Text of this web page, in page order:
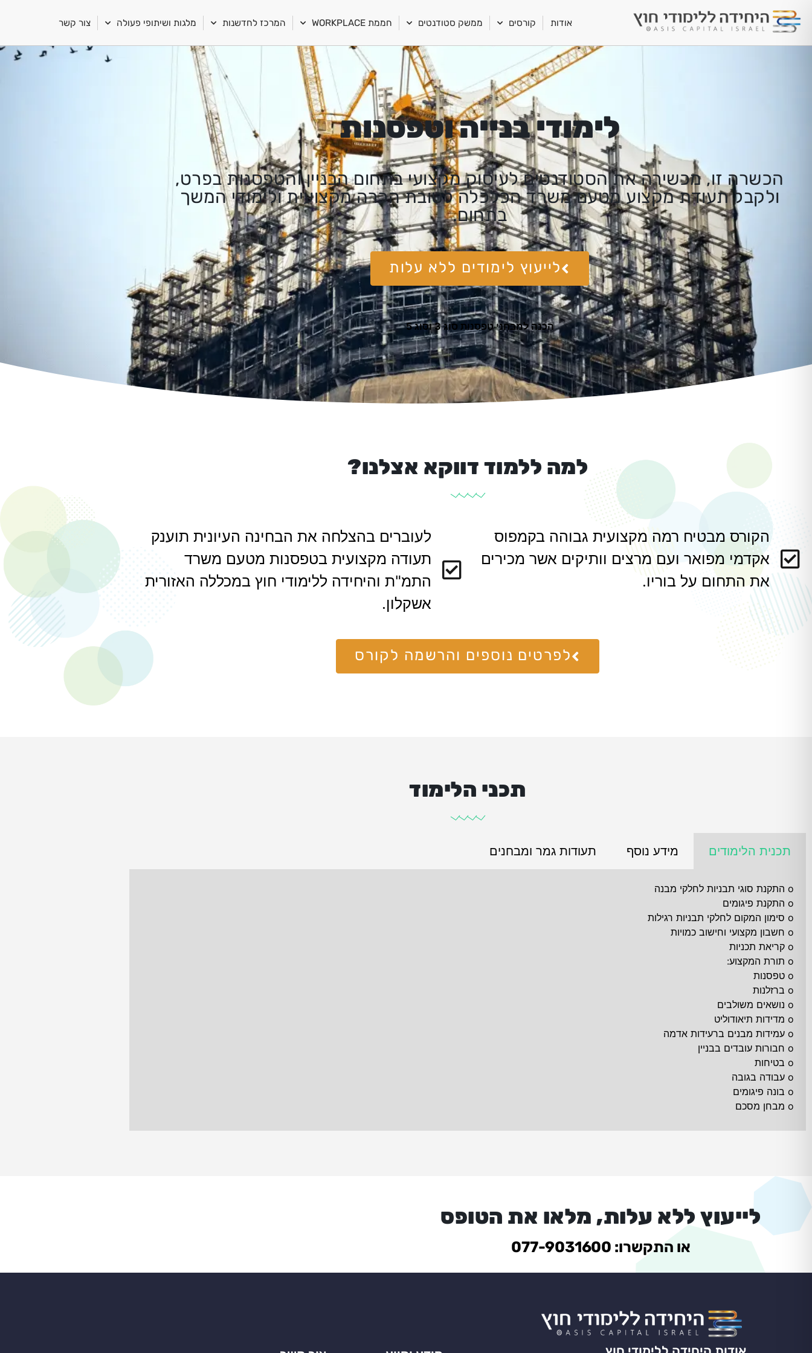
אודות קורסים ממשק סטודנטים חממת WORKPLACE המרכז לחדשנות מלגות ושיתופי פעולה צור קשר
לימודי בנייה וטפסנות
הכשרה זו, מכשירה את הסטודנטים לעיסוק מקצועי בתחום הבניין והטפסנות בפרט,
ולקבל תעודת מקצוע מטעם משרד הכלכלה לטובת הכרה מקצועית ולימודי המשך
בתחום.
לייעוץ לימודים ללא עלות
הכנה למבחני טפסנות סוג 3 וסוג 5
למה ללמוד דווקא אצלנו?
הקורס מבטיח רמה מקצועית גבוהה בקמפוס
אקדמי מפואר ועם מרצים וותיקים אשר מכירים
את התחום על בוריו.
לעוברים בהצלחה את הבחינה העיונית תוענק
תעודה מקצועית בטפסנות מטעם משרד
התמ"ת והיחידה ללימודי חוץ במכללה האזורית
אשקלון.
לפרטים נוספים והרשמה לקורס
תכני הלימוד
תכנית הלימודים מידע נוסף תעודות גמר ומבחנים
o התקנת סוגי תבניות לחלקי מבנה
o התקנת פיגומים
o סימון המקום לחלקי תבניות רגילות
o חשבון מקצועי וחישוב כמויות
o קריאת תכניות
o תורת המקצוע:
o טפסנות
o ברזלנות
o נושאים משולבים
o מדידות תיאודוליט
o עמידות מבנים ברעידות אדמה
o חבורות עובדים בבניין
o בטיחות
o עבודה בגובה
o בונה פיגומים
o מבחן מסכם
לייעוץ ללא עלות, מלאו את הטופס
או התקשרו: 077-9031600